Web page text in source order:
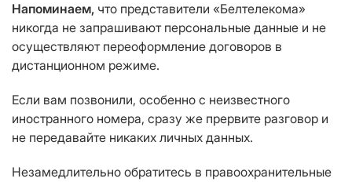
Напоминаем, что представители «Белтелекома»
никогда не запрашивают персональные данные и не
осуществляют переоформление договоров в
дистанционном режиме.
Если вам позвонили, особенно с неизвестного
иностранного номера, сразу же прервите разговор и
не передавайте никаких личных данных.
Незамедлительно обратитесь в правоохранительные